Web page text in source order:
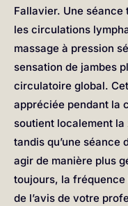
Fallavier. Une
les circulations
massage à pression
sensation de jambes
circulatoire global.
appréciée pendant la
soutient localement
tandis qu’une
agir de manière plus
toujours, la fréquence
de l’avis de votre